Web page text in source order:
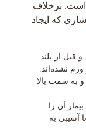
است. برخلاف
که ایجاد
قبل از بلند
نشده‌اند.
و به سمت بالا
آن را
آسیبی به